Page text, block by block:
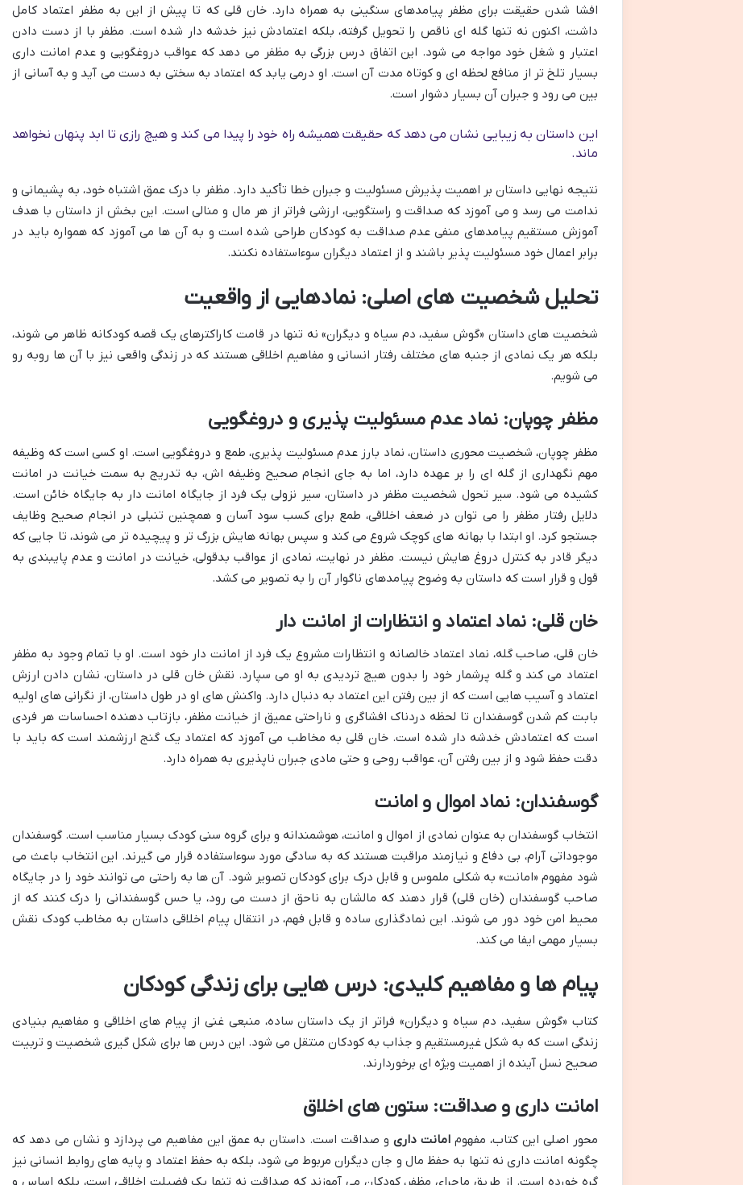
افشا شدن حقیقت برای مظفر پیامدهای سنگینی به همراه دارد. خان قلی که تا پیش از این به مظفر اعتماد کامل
داشت، اکنون نه تنها گله ای ناقص را تحویل گرفته، بلکه اعتمادش نیز خدشه دار شده است. مظفر با از دست دادن
اعتبار و شغل خود مواجه می شود. این اتفاق درس بزرگی به مظفر می دهد که عواقب دروغگویی و عدم امانت داری
بسیار تلخ تر از منافع لحظه ای و کوتاه مدت آن است. او درمی یابد که اعتماد به سختی به دست می آید و به آسانی از
بین می رود و جبران آن بسیار دشوار است.
این داستان به زیبایی نشان می دهد که حقیقت همیشه راه خود را پیدا می کند و هیچ رازی تا ابد پنهان نخواهد
ماند.
نتیجه نهایی داستان بر اهمیت پذیرش مسئولیت و جبران خطا تأکید دارد. مظفر با درک عمق اشتباه خود، به پشیمانی و
ندامت می رسد و می آموزد که صداقت و راستگویی، ارزشی فراتر از هر مال و منالی است. این بخش از داستان با هدف
آموزش مستقیم پیامدهای منفی عدم صداقت به کودکان طراحی شده است و به آن ها می آموزد که همواره باید در
برابر اعمال خود مسئولیت پذیر باشند و از اعتماد دیگران سوءاستفاده نکنند.
تحلیل شخصیت های اصلی: نمادهایی از واقعیت
شخصیت های داستان «گوش سفید، دم سیاه و دیگران» نه تنها در قامت کاراکترهای یک قصه کودکانه ظاهر می شوند،
بلکه هر یک نمادی از جنبه های مختلف رفتار انسانی و مفاهیم اخلاقی هستند که در زندگی واقعی نیز با آن ها روبه رو
می شویم.
مظفر چوپان: نماد عدم مسئولیت پذیری و دروغگویی
مظفر چوپان، شخصیت محوری داستان، نماد بارز عدم مسئولیت پذیری، طمع و دروغگویی است. او کسی است که وظیفه
مهم نگهداری از گله ای را بر عهده دارد، اما به جای انجام صحیح وظیفه اش، به تدریج به سمت خیانت در امانت
کشیده می شود. سیر تحول شخصیت مظفر در داستان، سیر نزولی یک فرد از جایگاه امانت دار به جایگاه خائن است.
دلایل رفتار مظفر را می توان در ضعف اخلاقی، طمع برای کسب سود آسان و همچنین تنبلی در انجام صحیح وظایف
جستجو کرد. او ابتدا با بهانه های کوچک شروع می کند و سپس بهانه هایش بزرگ تر و پیچیده تر می شوند، تا جایی که
دیگر قادر به کنترل دروغ هایش نیست. مظفر در نهایت، نمادی از عواقب بدقولی، خیانت در امانت و عدم پایبندی به
قول و قرار است که داستان به وضوح پیامدهای ناگوار آن را به تصویر می کشد.
خان قلی: نماد اعتماد و انتظارات از امانت دار
خان قلی، صاحب گله، نماد اعتماد خالصانه و انتظارات مشروع یک فرد از امانت دار خود است. او با تمام وجود به مظفر
اعتماد می کند و گله پرشمار خود را بدون هیچ تردیدی به او می سپارد. نقش خان قلی در داستان، نشان دادن ارزش
اعتماد و آسیب هایی است که از بین رفتن این اعتماد به دنبال دارد. واکنش های او در طول داستان، از نگرانی های اولیه
بابت کم شدن گوسفندان تا لحظه دردناک افشاگری و ناراحتی عمیق از خیانت مظفر، بازتاب دهنده احساسات هر فردی
است که اعتمادش خدشه دار شده است. خان قلی به مخاطب می آموزد که اعتماد یک گنج ارزشمند است که باید با
دقت حفظ شود و از بین رفتن آن، عواقب روحی و حتی مادی جبران ناپذیری به همراه دارد.
گوسفندان: نماد اموال و امانت
انتخاب گوسفندان به عنوان نمادی از اموال و امانت، هوشمندانه و برای گروه سنی کودک بسیار مناسب است. گوسفندان
موجوداتی آرام، بی دفاع و نیازمند مراقبت هستند که به سادگی مورد سوءاستفاده قرار می گیرند. این انتخاب باعث می
شود مفهوم «امانت» به شکلی ملموس و قابل درک برای کودکان تصویر شود. آن ها به راحتی می توانند خود را در جایگاه
صاحب گوسفندان (خان قلی) قرار دهند که مالشان به ناحق از دست می رود، یا حس گوسفندانی را درک کنند که از
محیط امن خود دور می شوند. این نمادگذاری ساده و قابل فهم، در انتقال پیام اخلاقی داستان به مخاطب کودک نقش
بسیار مهمی ایفا می کند.
پیام ها و مفاهیم کلیدی: درس هایی برای زندگی کودکان
کتاب «گوش سفید، دم سیاه و دیگران» فراتر از یک داستان ساده، منبعی غنی از پیام های اخلاقی و مفاهیم بنیادی
زندگی است که به شکل غیرمستقیم و جذاب به کودکان منتقل می شود. این درس ها برای شکل گیری شخصیت و تربیت
صحیح نسل آینده از اهمیت ویژه ای برخوردارند.
امانت داری و صداقت: ستون های اخلاق
محور اصلی این کتاب، مفهوم امانت داریو صداقت است. داستان به عمق این مفاهیم می پردازد و نشان می دهد که
چگونه امانت داری نه تنها به حفظ مال و جان دیگران مربوط می شود، بلکه به حفظ اعتماد و پایه های روابط انسانی نیز
گره خورده است. از طریق ماجرای مظفر، کودکان می آموزند که صداقت نه تنها یک فضیلت اخلاقی است، بلکه اساس و